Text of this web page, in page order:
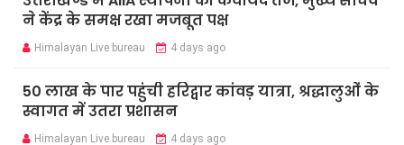
ने केंद्र के समक्ष रखा मजबूत पक्ष
Himalayan Live bureau 4 days ago
50 लाख के पार पहुंची हरिद्वार कांवड़ यात्रा, श्रद्धालुओं के
स्वागत में उतरा प्रशासन
Himalayan Live bureau 4 days ago